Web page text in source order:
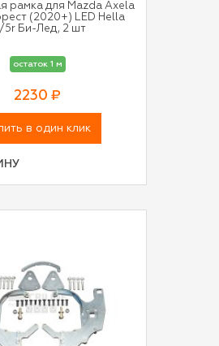
рамка для Mazda Axela
(2020+) LED Hella
5r Би-Лед, 2 шт
остаток 1 м
2230 ₽
в один клик